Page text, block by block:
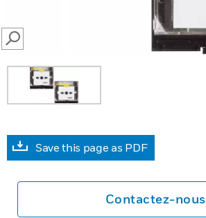
SEARCH
Save this page as PDF
Contactez-nous